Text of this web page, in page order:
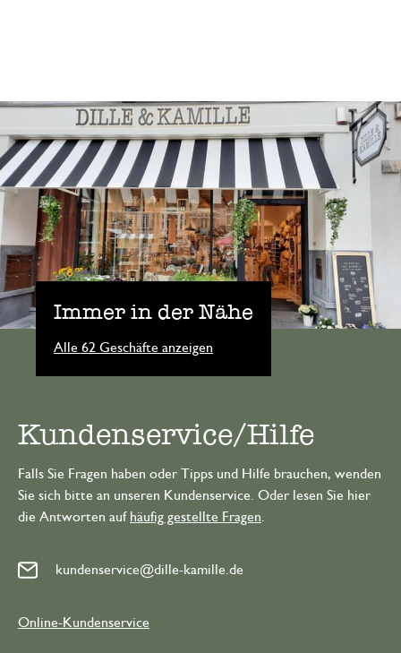
Immer in der Nähe
Alle 62 Geschäfte anzeigen
Kundenservice/Hilfe
Falls Sie Fragen haben oder Tipps und Hilfe brauchen, wenden
Sie sich bitte an unseren Kundenservice. Oder lesen Sie hier
die Antworten auf häufig gestellte Fragen
kundenservice@dille-kamille.de
Online-Kundenservice